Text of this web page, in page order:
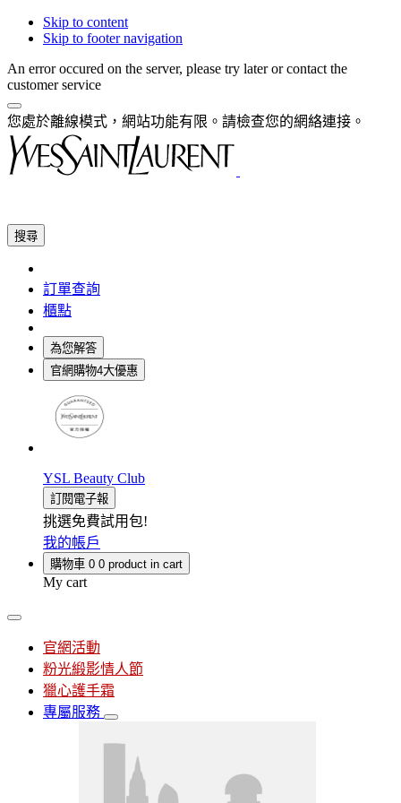
Skip to content
Skip to footer navigation
An error occured on the server, please try later or contact the
customer service
您處於離線模式，網站功能有限。請檢查您的網絡連接。
搜尋
訂單查詢
櫃點
為您解答
官網購物4大優惠
YSL Beauty Club
訂閱電子報
挑選免費試用包!
我的帳戶
購物車 0 0 product in cart
My cart
官網活動
粉光緞影情人節
獵心護手霜
專屬服務